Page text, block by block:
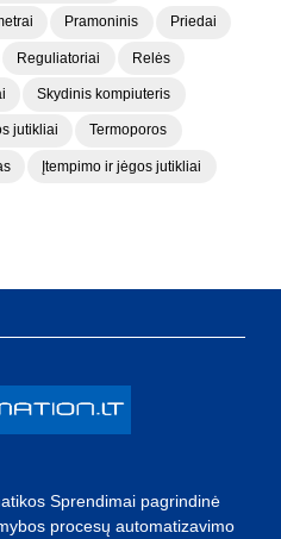
Pramoninis Priedai
Reguliatoriai Relės
Skydinis kompiuteris
jutikliai Termoporos
Įtempimo ir jėgos jutikliai
Sprendimai pagrindinė
procesų automatizavimo